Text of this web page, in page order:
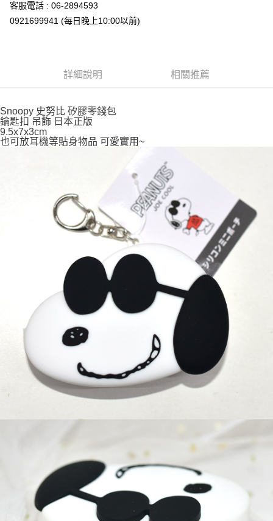
運送方式
付款後全家取貨
7-11取貨付款
每筆NT$65，滿NT$999(含以上)免運費
每筆NT$65，滿NT$999(含以上)免運費
每筆NT$100，滿NT$999(含以上)免運費
客服電話 : 06-2894593
0921699941 (每日晚上10:00以前)
詳細說明 相關推薦
Snoopy 史努比 矽膠零錢包
鑰匙扣 吊飾 日本正版
9.5x7x3cm
也可放耳機等貼身物品 可愛實用~